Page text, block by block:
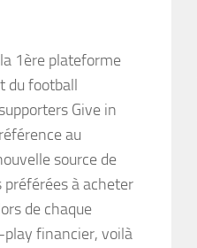
la 1ère plateforme
du football
Give in
au
source de
préférées à acheter
de chaque
play financier, voilà